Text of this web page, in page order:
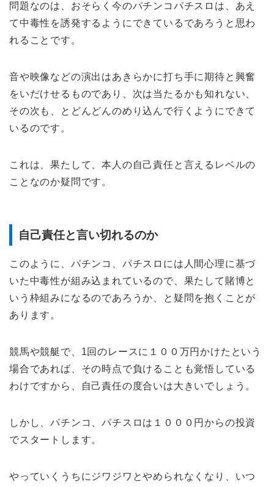
問題なのは、おそらく今のパチンコパチスロは、あえ
て中毒性を誘発するようにできているであろうと思わ
れることです。
音や映像などの演出はあきらかに打ち手に期待と興奮
をいだけせるものであり、次は当たるかも知れない、
その次も、とどんどんのめり込んで行くようにできて
いるのです。
これは、果たして、本人の自己責任と言えるレベルの
ことなのか疑問です。
自己責任と言い切れるのか
このように、パチンコ、パチスロには人間心理に基づ
いた中毒性が組み込まれているので、果たして賭博と
いう枠組みになるのであろうか、と疑問を抱くことが
あります。
競馬や競艇で、1回のレースに１００万円かけたという
場合であれば、その時点で負けることも覚悟している
わけですから、自己責任の度合いは大きいでしょう。
しかし、パチンコ、パチスロは１０００円からの投資
でスタートします。
やっていくうちにジワジワとやめられなくなり、いつ